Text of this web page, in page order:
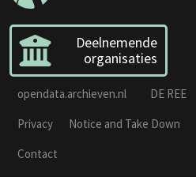
Deelnemende
organisaties
opendata.archieven.nl DE REE
Privacy
Notice and Take Down
Contact